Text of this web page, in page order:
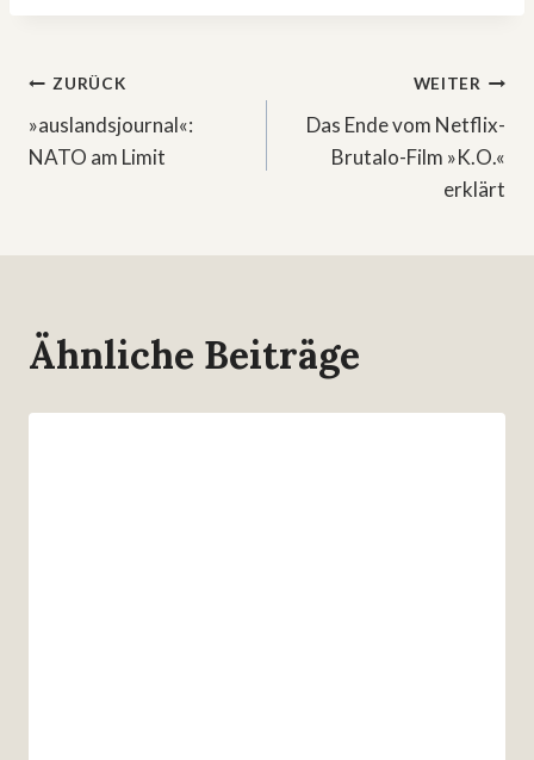
Beitragsnavigation
ZURÜCK
»auslandsjournal«:
NATO am Limit
WEITER
Das Ende vom Netflix-
Brutalo-Film »K.O.«
erklärt
Ähnliche Beiträge